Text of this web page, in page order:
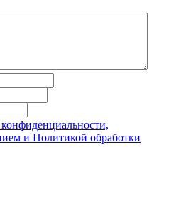
и Политикой обработки